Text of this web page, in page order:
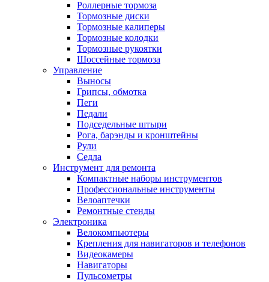
Роллерные тормоза
Тормозные диски
Тормозные калиперы
Тормозные колодки
Тормозные рукоятки
Шоссейные тормоза
Управление
Выносы
Грипсы, обмотка
Пеги
Педали
Подседельные штыри
Рога, барэнды и кронштейны
Рули
Седла
Инструмент для ремонта
Компактные наборы инструментов
Профессиональные инструменты
Велоаптечки
Ремонтные стенды
Электроника
Велокомпьютеры
Крепления для навигаторов и телефонов
Видеокамеры
Навигаторы
Пульсометры